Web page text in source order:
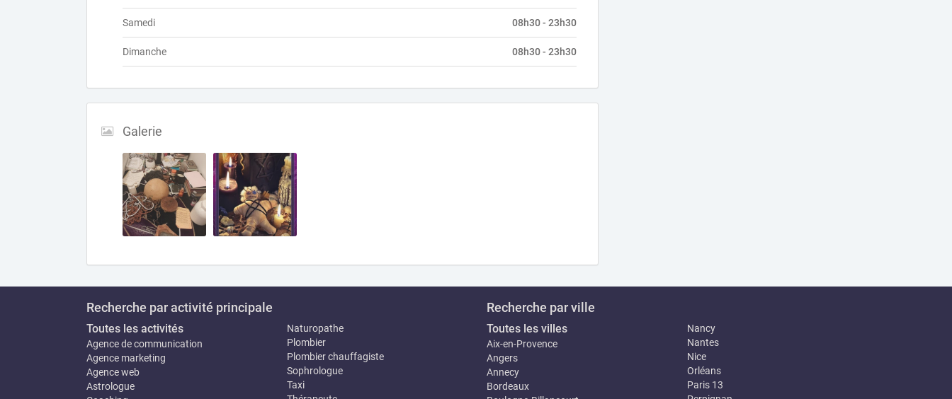
Samedi 08h30 - 23h30
Dimanche 08h30 - 23h30
Galerie
Recherche par activité principale
Toutes les activités
Agence de communication
Agence marketing
Agence web
Astrologue
Naturopathe
Plombier
Plombier chauffagiste
Sophrologue
Taxi
Recherche par ville
Toutes les villes
Aix-en-Provence
Angers
Annecy
Bordeaux
Nancy
Nantes
Nice
Orléans
Paris 13